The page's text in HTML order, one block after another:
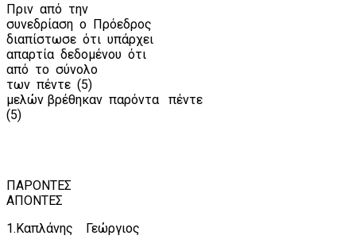
Πριν από την
συνεδρίαση ο Πρόεδρος
διαπίστωσε ότι υπάρχει
απαρτία δεδομένου ότι
από το σύνολο
των πέντε (5)
μελών βρέθηκαν παρόντα
πέντε
(5)
ΠΑΡΟΝΤΕΣ
ΑΠΟΝΤΕΣ
1.Καπλάνης
Γεώργιος